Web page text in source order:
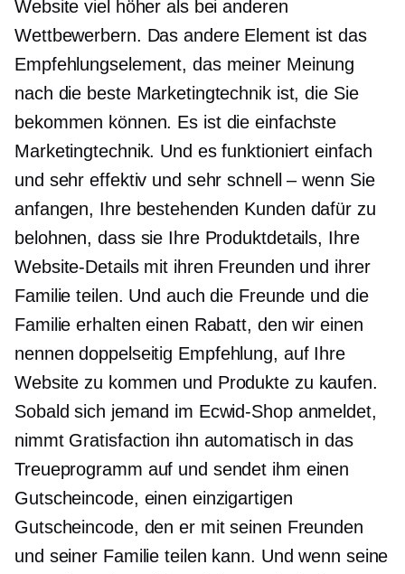
Website viel höher als bei anderen
Wettbewerbern. Das andere Element ist das
Empfehlungselement, das meiner Meinung
nach die beste Marketingtechnik ist, die Sie
bekommen können. Es ist die einfachste
Marketingtechnik. Und es funktioniert einfach
und sehr effektiv und sehr schnell – wenn Sie
anfangen, Ihre bestehenden Kunden dafür zu
belohnen, dass sie Ihre Produktdetails, Ihre
Website-Details mit ihren Freunden und ihrer
Familie teilen. Und auch die Freunde und die
Familie erhalten einen Rabatt, den wir einen
nennendoppelseitig Empfehlung, auf Ihre
Website zu kommen und Produkte zu kaufen.
Sobald sich jemand im Ecwid-Shop anmeldet,
nimmt Gratisfaction ihn automatisch in das
Treueprogramm auf und sendet ihm einen
Gutscheincode, einen einzigartigen
Gutscheincode, den er mit seinen Freunden
und seiner Familie teilen kann. Und wenn seine